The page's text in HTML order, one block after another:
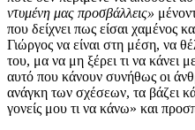
ντυμένη μας προσβάλλεις»
που δείχνει πως είσαι χαμένος
Γιώργος να είναι στη μέση, να
του, μα να μη ξέρει τι να κάνει
αυτό που κάνουν συνήθως οι
ανάγκη των σχέσεων, τα βάζει
γονείς μου τι να κάνω» και